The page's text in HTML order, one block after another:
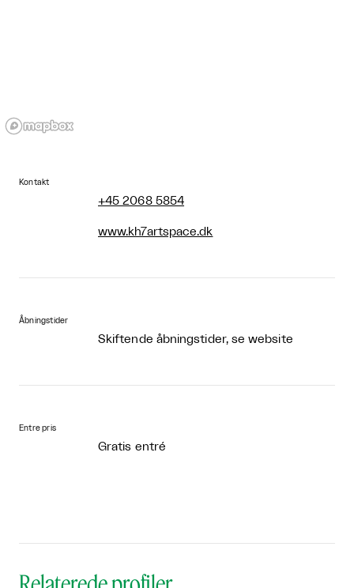
Kontakt
+45 2068 5854
www.kh7artspace.dk
Åbningstider
Skiftende åbningstider, se website
Entre pris
Gratis entré